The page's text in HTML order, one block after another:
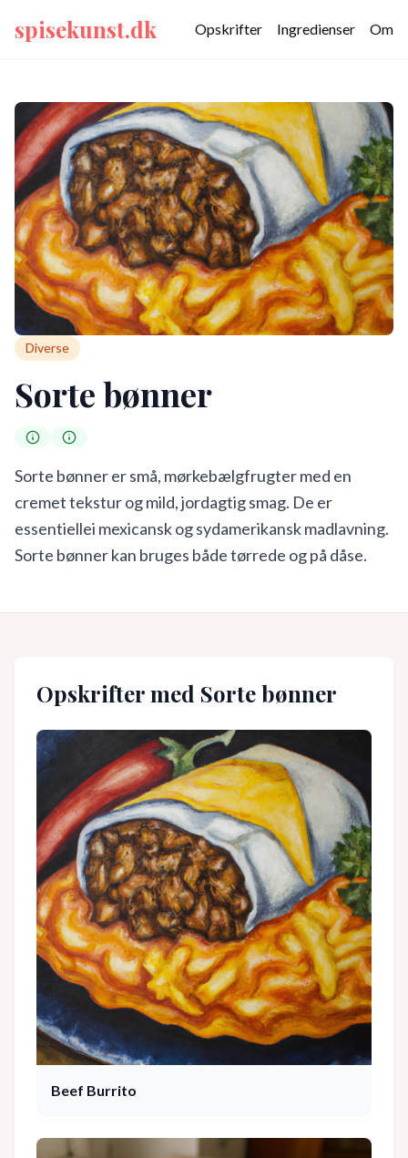
spisekunst.dk Opskrifter Ingredienser Om
Diverse
Sorte bønner
Sorte bønner er små, mørkebælgfrugter med en
cremet tekstur og mild, jordagtig smag. De er
essentiellei mexicansk og sydamerikansk madlavning.
Sorte bønner kan bruges både tørrede og på dåse.
Opskrifter med Sorte bønner
Beef Burrito